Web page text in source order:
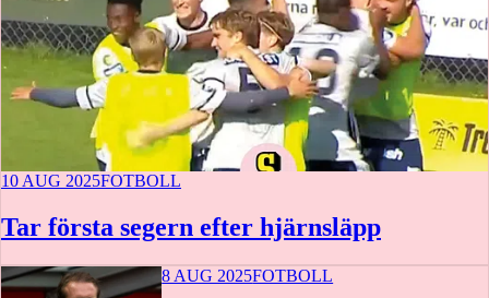
10 AUG 2025FOTBOLL
Tar första segern efter hjärnsläpp
8 AUG 2025FOTBOLL